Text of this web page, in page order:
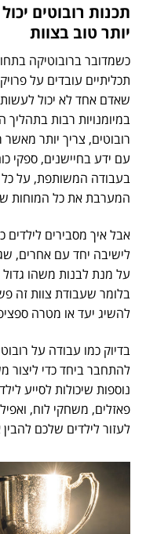
תכנות רובוטים
יותר טוב בצוות
כשמדובר ברובוטיקה
תכליתיים עובדים על
שאדם אחד לא יכול
במיומנויות רבות
רובוטים, צריך יותר
עם ידע בחיישנים, ספקי
בעבודה המשותפת, על כל
המערבת את כל המוחות
אבל איך מסבירים
לישיבה יחד עם אחרים,
על מנת לבנות משהו גדול
בלומר שעבודת צוות זה
להשיג יעד או מטרה
בדיוק כמו עבודה על
להתחבר ביחד כדי ליצור
נוספות שיכולות לסייע
פאזלים, משחקי לוח,
לעזור לילדים שלכם